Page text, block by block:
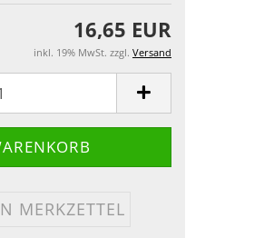
16,65 EUR
inkl. 19% MwSt. zzgl. Versand
MERKZETTEL